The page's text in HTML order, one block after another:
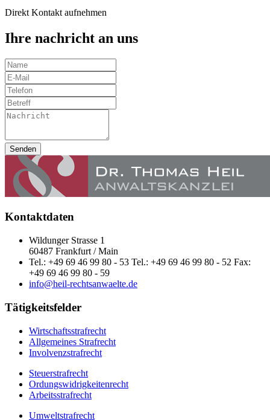
Direkt Kontakt aufnehmen
Ihre nachricht an uns
Senden
Kontaktdaten
Wildunger Strasse 1
60487 Frankfurt / Main
Tel.: +49 69 46 99 80 - 53 Tel.: +49 69 46 99 80 - 52 Fax:
+49 69 46 99 80 - 59
info@heil-rechtsanwaelte.de
Tätigkeitsfelder
Wirtschaftsstrafrecht
Allgemeines Strafrecht
Involvenzstrafrecht
Steuerstrafrecht
Ordungswidrigkeitenrecht
Arbeitsstrafrecht
Umweltstrafrecht